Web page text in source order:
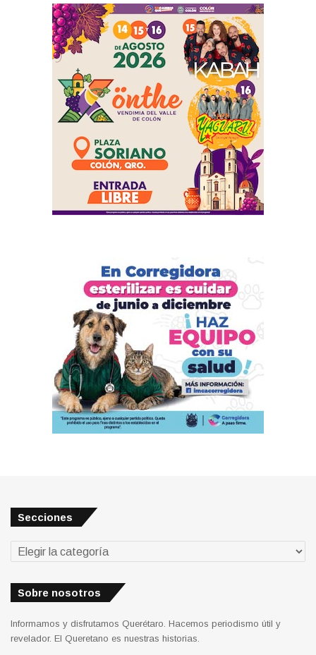
Secciones
Secciones
Sobre nosotros
Informamos y disfrutamos Querétaro. Hacemos periodismo útil y
revelador. El Queretano es nuestras historias.